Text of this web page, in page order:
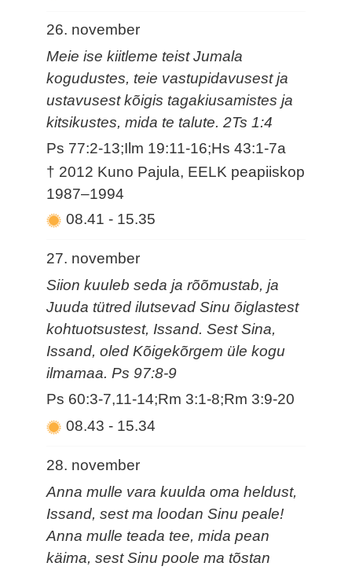
26. november
Meie ise kiitleme teist Jumala
kogudustes, teie vastupidavusest ja
ustavusest kõigis tagakiusamistes ja
kitsikustes, mida te talute. 2Ts 1:4
Ps 77:2-13;Ilm 19:11-16;Hs 43:1-7a
† 2012 Kuno Pajula, EELK peapiiskop
1987–1994
08.41- 15.35
27. november
Siion kuuleb seda ja rõõmustab, ja
Juuda tütred ilutsevad Sinu õiglastest
kohtuotsustest, Issand. Sest Sina,
Issand, oled Kõigekõrgem üle kogu
ilmamaa. Ps 97:8-9
Ps 60:3-7,11-14;Rm 3:1-8;Rm 3:9-20
08.43- 15.34
28. november
Anna mulle vara kuulda oma heldust,
Issand, sest ma loodan Sinu peale!
Anna mulle teada tee, mida pean
käima, sest Sinu poole ma tõstan